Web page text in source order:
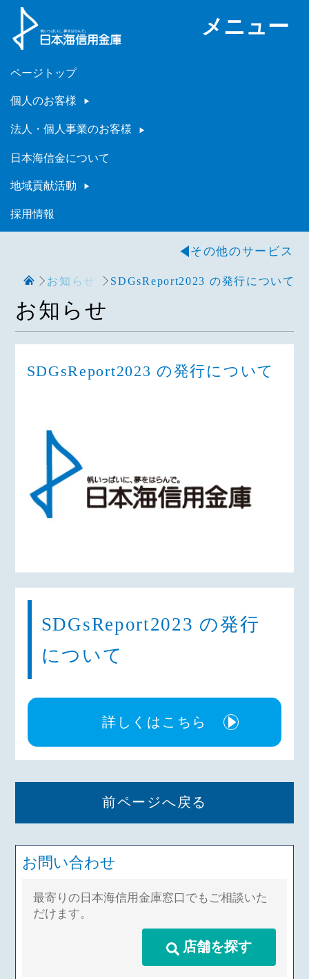
メニュー
ページトップ
個人のお客様
法人・個人事業のお客様
日本海信金について
地域貢献活動
採用情報
その他のサービス
お知らせ SDGsReport2023 の発行について
お知らせ
SDGsReport2023 の発行について
SDGsReport2023 の発行
について
詳しくはこちら
前ページへ戻る
お問い合わせ
最寄りの日本海信用金庫窓口でもご相談いた
だけます。
店舗を探す